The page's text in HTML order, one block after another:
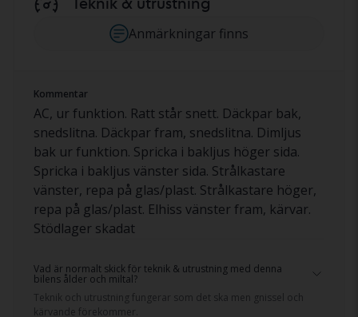
Anmärkningar finns
Kommentar
AC, ur funktion. Ratt står snett. Däckpar bak,
snedslitna. Däckpar fram, snedslitna. Dimljus
bak ur funktion. Spricka i bakljus höger sida.
Spricka i bakljus vänster sida. Strålkastare
vänster, repa på glas/plast. Strålkastare höger,
repa på glas/plast. Elhiss vänster fram, kärvar.
Stödlager skadat
Vad är normalt skick för teknik & utrustning med denna
bilens ålder och miltal?
Teknik och utrustning fungerar som det ska men gnissel och
kärvande förekommer.